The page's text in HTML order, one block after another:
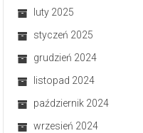
luty 2025
styczeń 2025
grudzień 2024
listopad 2024
październik 2024
wrzesień 2024